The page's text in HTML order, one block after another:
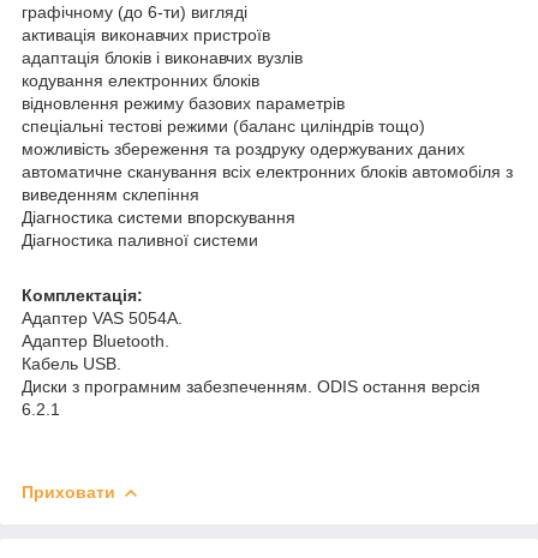
графічному (до 6-ти) вигляді
активація виконавчих пристроїв
адаптація блоків і виконавчих вузлів
кодування електронних блоків
відновлення режиму базових параметрів
спеціальні тестові режими (баланс циліндрів тощо)
можливість збереження та роздруку одержуваних даних
автоматичне сканування всіх електронних блоків автомобіля з
виведенням склепіння
Діагностика системи впорскування
Діагностика паливної системи
Комплектація:
Адаптер VAS 5054A.
Адаптер Bluetooth.
Кабель USB.
Диски з програмним забезпеченням. ODIS остання версія
6.2.1
Приховати